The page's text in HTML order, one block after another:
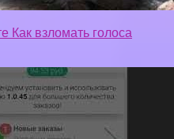
Как взломать голоса